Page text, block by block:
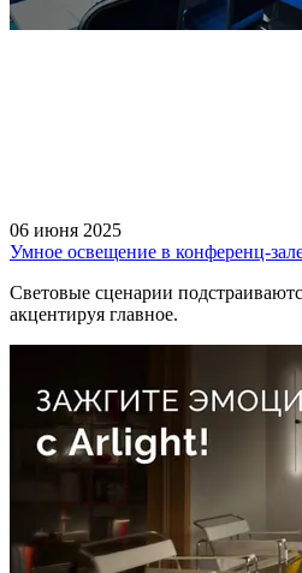
06 июня 2025
Умное освещение в конференц-
Световые сценарии
акцентируя главное.